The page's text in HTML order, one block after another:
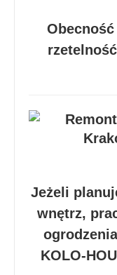
Jeżeli
wnętrz,
KOLO-